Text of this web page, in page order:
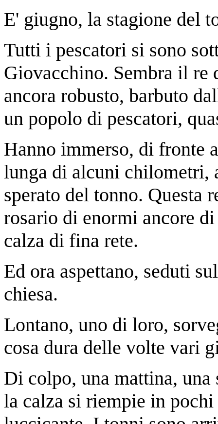
E' giugno, la stagione del
Tutti i pescatori si sono
Giovacchino. Sembra il re
ancora robusto, barbuto
un popolo di pescatori,
Hanno immerso, di fronte
lunga di alcuni chilometri,
sperato del tonno. Questa
rosario di enormi ancore
calza di fina rete.
Ed ora aspettano, seduti
chiesa.
Lontano, uno di loro,
cosa dura delle volte vari
Di colpo, una mattina, una
la calza si riempie in